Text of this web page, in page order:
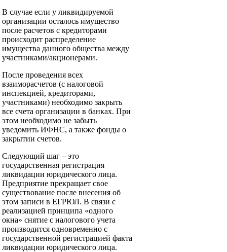
В случае если у ликвидируемой
организации осталось имущество
после расчетов с кредиторами
происходит распределение
имущества данного общества между
участниками/акционерами.
После проведения всех
взаиморасчетов (с налоговой
инспекцией, кредиторами,
участниками) необходимо закрыть
все счета организации в банках. При
этом необходимо не забыть
уведомить ИФНС, а также фонды о
закрытии счетов.
Следующий шаг – это
государственная регистрация
ликвидации юридического лица.
Предприятие прекращает свое
существование после внесения об
этом записи в ЕГРЮЛ. В связи с
реализацией принципа «одного
окна» снятие с налогового учета
производится одновременно с
государственной регистрацией факта
ликвидации юридического лица.